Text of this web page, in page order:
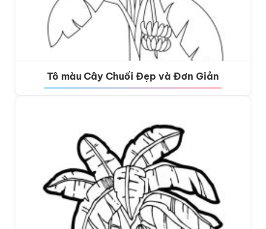
Tô màu Cây Chuối Đẹp và Đơn Giản